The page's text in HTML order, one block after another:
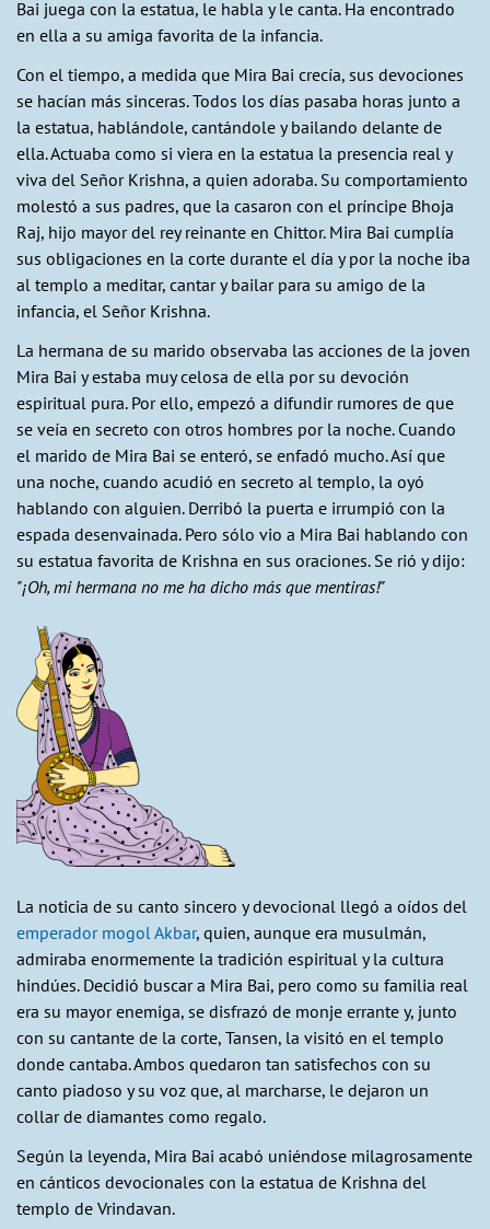
Bai juega con la estatua, le habla y le canta. Ha encontrado
en ella a su amiga favorita de la infancia.
Con el tiempo, a medida que Mira Bai crecía, sus devociones
se hacían más sinceras. Todos los días pasaba horas junto a
la estatua, hablándole, cantándole y bailando delante de
ella. Actuaba como si viera en la estatua la presencia real y
viva del Señor Krishna, a quien adoraba. Su comportamiento
molestó a sus padres, que la casaron con el príncipe Bhoja
Raj, hijo mayor del rey reinante en Chittor. Mira Bai cumplía
sus obligaciones en la corte durante el día y por la noche iba
al templo a meditar, cantar y bailar para su amigo de la
infancia, el Señor Krishna.
La hermana de su marido observaba las acciones de la joven
Mira Bai y estaba muy celosa de ella por su devoción
espiritual pura. Por ello, empezó a difundir rumores de que
se veía en secreto con otros hombres por la noche. Cuando
el marido de Mira Bai se enteró, se enfadó mucho. Así que
una noche, cuando acudió en secreto al templo, la oyó
hablando con alguien. Derribó la puerta e irrumpió con la
espada desenvainada. Pero sólo vio a Mira Bai hablando con
su estatua favorita de Krishna en sus oraciones. Se rió y dijo:
"¡Oh, mi hermana no me ha dicho más que mentiras!"
La noticia de su canto sincero y devocional llegó a oídos del
emperador mogol Akbar, quien, aunque era musulmán,
admiraba enormemente la tradición espiritual y la cultura
hindúes. Decidió buscar a Mira Bai, pero como su familia real
era su mayor enemiga, se disfrazó de monje errante y, junto
con su cantante de la corte, Tansen, la visitó en el templo
donde cantaba. Ambos quedaron tan satisfechos con su
canto piadoso y su voz que, al marcharse, le dejaron un
collar de diamantes como regalo.
Según la leyenda, Mira Bai acabó uniéndose milagrosamente
en cánticos devocionales con la estatua de Krishna del
templo de Vrindavan.